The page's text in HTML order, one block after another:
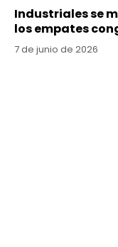
Industriales se
los empates
7 de junio de 2026